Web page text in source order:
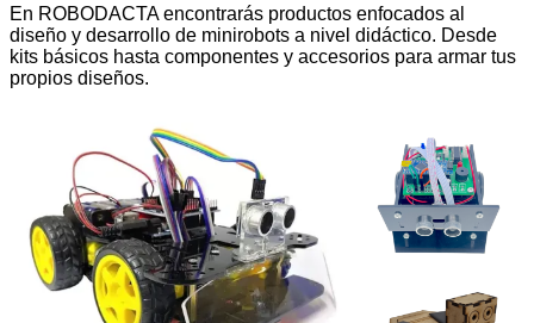
En ROBODACTA encontrarás productos enfocados al
diseño y desarrollo de minirobots a nivel didáctico. Desde
kits básicos hasta componentes y accesorios para armar tus
propios diseños.